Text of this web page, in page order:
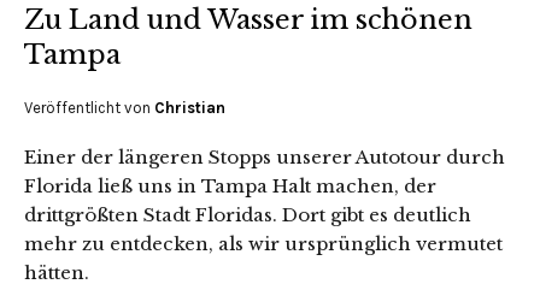
Zu Land und Wasser im schönen
Tampa
Veröffentlicht von Christian
Einer der längeren Stopps unserer Autotour durch
Florida ließ uns in Tampa Halt machen, der
drittgrößten Stadt Floridas. Dort gibt es deutlich
mehr zu entdecken, als wir ursprünglich vermutet
hätten.